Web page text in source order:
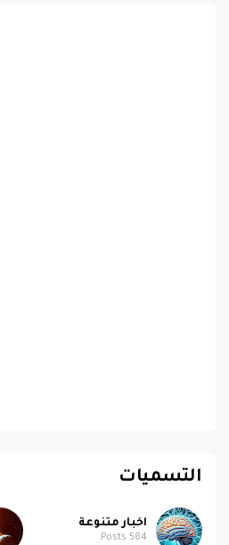
التسميات
اخبار متنوعة
584